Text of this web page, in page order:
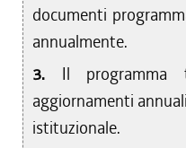
documenti
annualmente.
3. Il
aggiornamenti
istituzionale.